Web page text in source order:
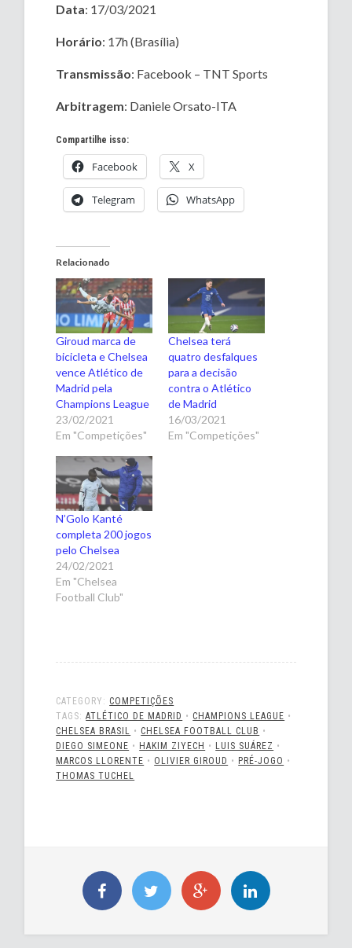
Data: 17/03/2021
Horário: 17h (Brasília)
Transmissão: Facebook – TNT Sports
Arbitragem: Daniele Orsato-ITA
Compartilhe isso:
Facebook X
Telegram WhatsApp
Relacionado
Giroud marca de
bicicleta e Chelsea
vence Atlético de
Madrid pela
Champions League
23/02/2021
Em "Competições"
Chelsea terá
quatro desfalques
para a decisão
contra o Atlético
de Madrid
16/03/2021
Em "Competições"
N’Golo Kanté
completa 200 jogos
pelo Chelsea
24/02/2021
Em "Chelsea
Football Club"
CATEGORY: COMPETIÇÕES
TAGS:ATLÉTICO DE MADRID • CHAMPIONS LEAGUE •
CHELSEA BRASIL • CHELSEA FOOTBALL CLUB •
DIEGO SIMEONE • HAKIM ZIYECH • LUIS SUÁREZ •
MARCOS LLORENTE • OLIVIER GIROUD • PRÉ-JOGO •
THOMAS TUCHEL